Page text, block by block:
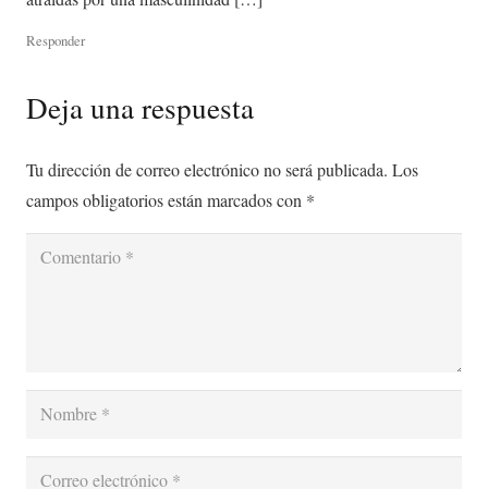
Responder
Deja una respuesta
Tu dirección de correo electrónico no será publicada. Los
campos obligatorios están marcados con *